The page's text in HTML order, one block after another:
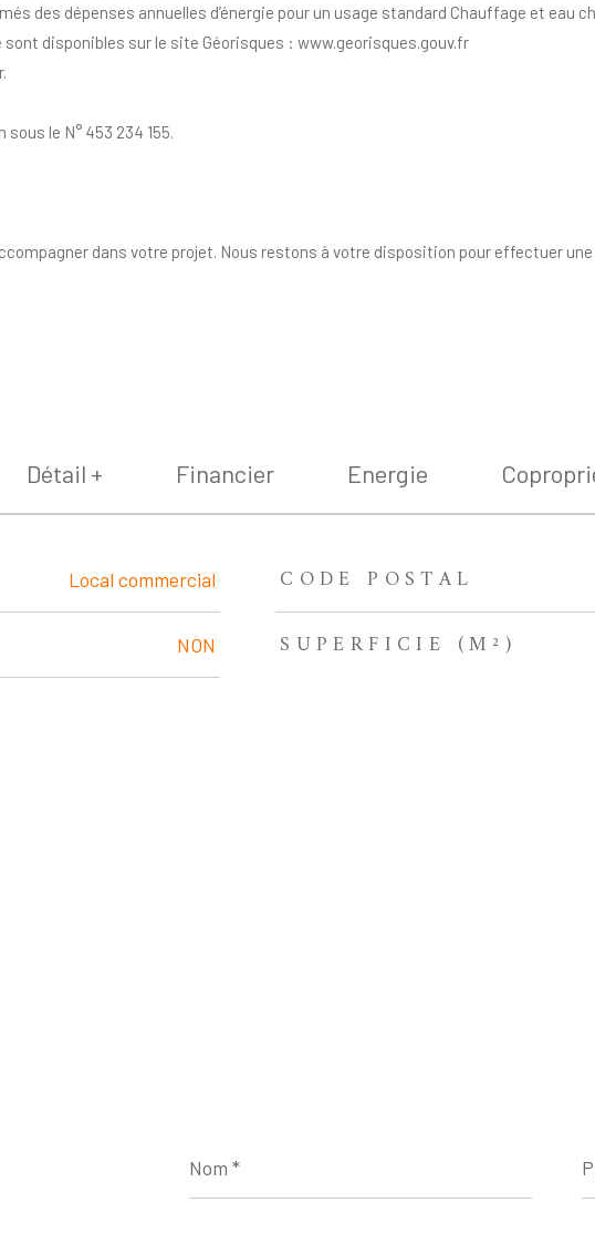
des dépenses annuelles d’énergie pour un usage standard Chauffage et eau
disponibles sur le site Géorisques : www.georisques.gouv.fr
le N° 453 234 155.
dans votre projet. Nous restons à votre disposition pour effectuer
Détail + Financier Energie
Local commercial CODE POSTAL
NON SUPERFICIE (M²)
*
*